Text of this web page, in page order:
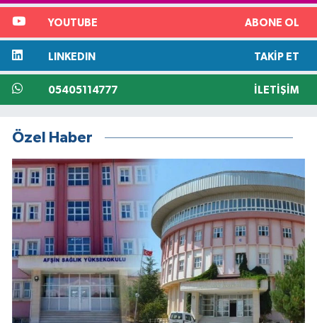
YOUTUBE ABONE OL
LINKEDIN TAKIP ET
05405114777 İLETIŞIM
Özel Haber